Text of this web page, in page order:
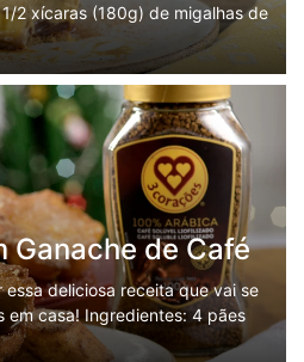
2 xícaras (180g) de migalhas de
Ganache de Café
deliciosa receita que vai se
casa! Ingredientes: 4 pães